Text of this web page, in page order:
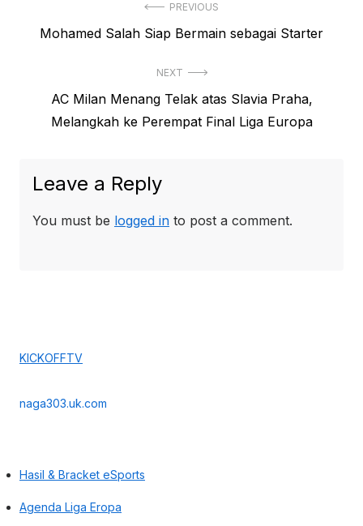
navigation
PREVIOUS
Previous
Mohamed Salah Siap Bermain sebagai Starter
NEXT
Next
post:
AC Milan Menang Telak atas Slavia Praha,
Melangkah ke Perempat Final Liga Europa
Leave a Reply
You must be logged in to post a comment.
KICKOFFTV
naga303.uk.com
Hasil & Bracket eSports
Agenda Liga Eropa